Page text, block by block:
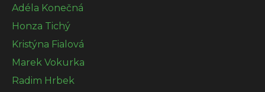
Adéla Konečná
Honza Tichý
Kristýna Fialová
Marek Vokurka
Radim Hrbek